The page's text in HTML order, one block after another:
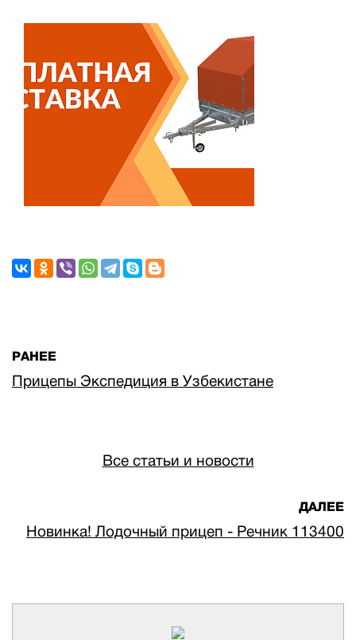
РАНЕЕ
Прицепы Экспедиция в Узбекистане
Все статьи и новости
ДАЛЕЕ
Новинка! Лодочный прицеп - Речник 113400